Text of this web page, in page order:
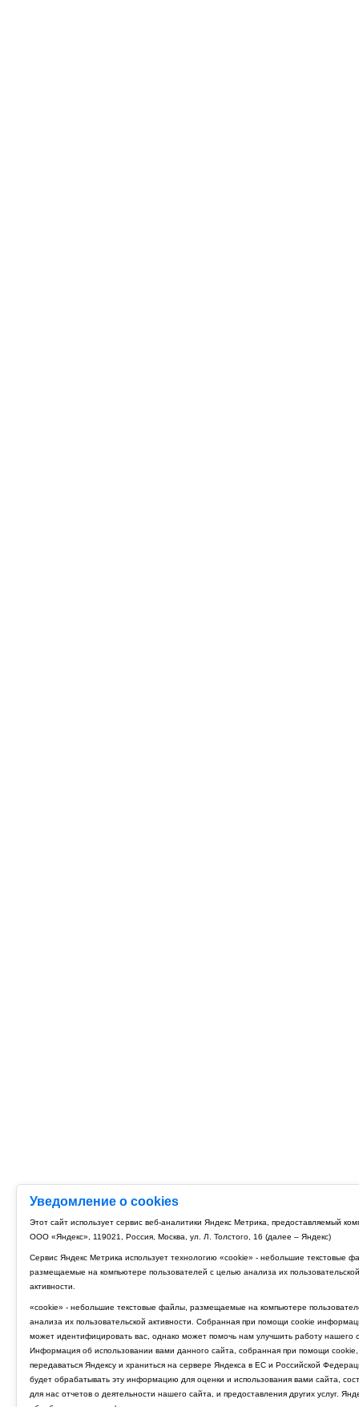
Уведомление о cookies
Этот сайт использует сервис веб-аналитики Яндекс Метрика, предоставляемый
ООО «Яндекс», 119021, Россия, Москва, ул. Л. Толстого, 16 (далее – Яндекс)
Сервис Яндекс Метрика использует технологию «cookie» - небольшие текстовые
размещаемые на компьютере пользователей с целью анализа их пользовательской
активности.
«cookie» - небольшие текстовые файлы, размещаемые на компьютере
анализа их пользовательской активности. Собранная при помощи cookie
может идентифицировать вас, однако может помочь нам улучшить работу нашего
Информация об использовании вами данного сайта, собранная при помощи cookie,
передаваться Яндексу и храниться на сервере Яндекса в ЕС и Российской
будет обрабатывать эту информацию для оценки и использования вами сайта,
для нас отчетов о деятельности нашего сайта, и предоставления других услуг.